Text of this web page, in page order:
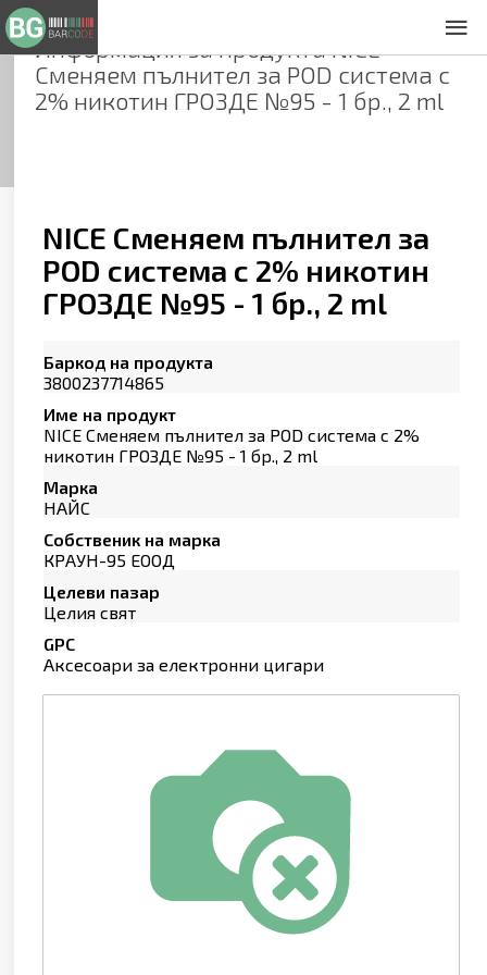
Информация за продуктаNICE
Сменяем пълнител за POD система с
2% никотин ГРОЗДЕ №95 - 1 бр., 2 ml
NICE Сменяем пълнител за
POD система с 2% никотин
ГРОЗДЕ №95 - 1 бр., 2 ml
Баркод на продукта
3800237714865
Име на продукт
NICE Сменяем пълнител за POD система с 2%
никотин ГРОЗДЕ №95 - 1 бр., 2 ml
Марка
НАЙС
Собственик на марка
КРАУН-95 ЕООД
Целеви пазар
Целия свят
GPC
Аксесоари за електронни цигари
Общи условия
Декларация за проверителност